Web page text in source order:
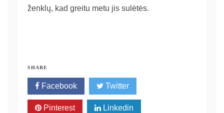
ženklų, kad greitu metu jis sulėtės.
SHARE
Facebook Twitter
Pinterest Linkedin